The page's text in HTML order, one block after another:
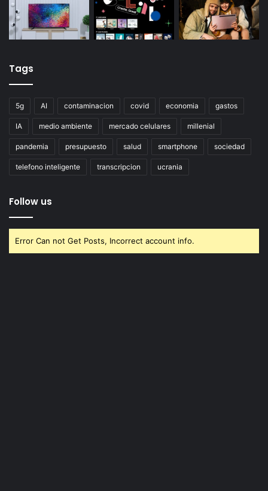
Tags
5g AI contaminacion covid economia gastos
IA medio ambiente mercado celulares millenial
pandemia presupuesto salud smartphone sociedad
telefono inteligente transcripcion ucrania
Follow us
Error Can not Get Posts, Incorrect account info.